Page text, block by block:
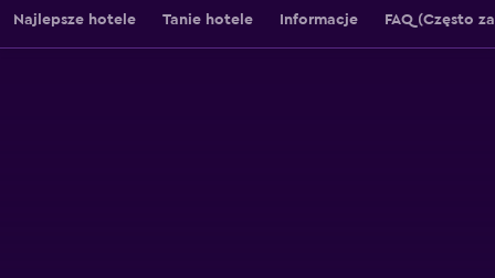
Najlepsze hotele Tanie hotele Informacje FAQ (Często